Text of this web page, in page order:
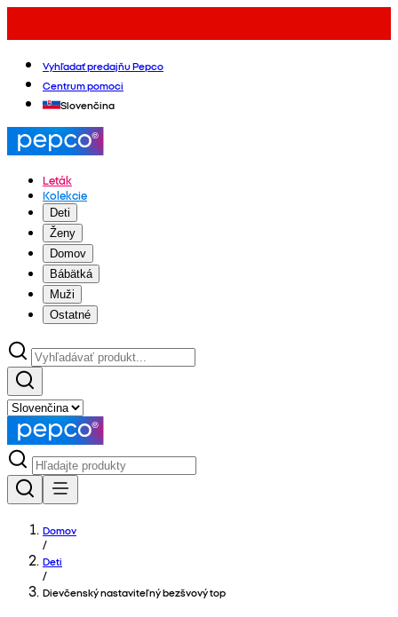
Vyhľadať predajňu Pepco
Centrum pomoci
Slovenčina
Leták
Kolekcie
Deti
Ženy
Domov
Bábätká
Muži
Ostatné
Domov
/
Deti
/
Dievčenský nastaviteľný bezšvový top